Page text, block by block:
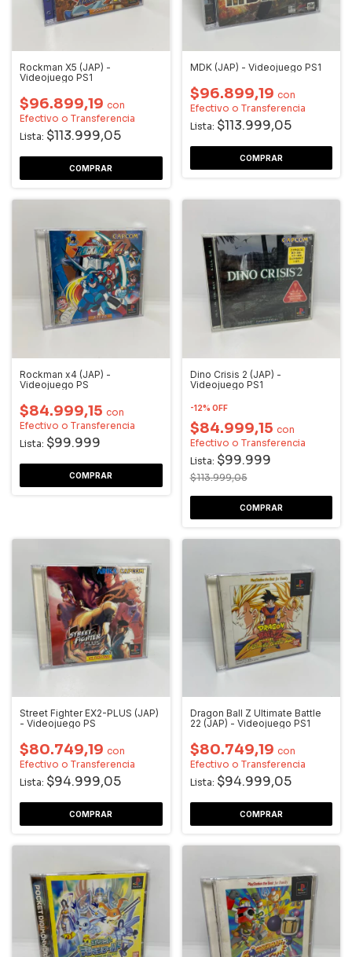
Rockman X5 (JAP) -
Videojuego PS1
$96.899,19 con
Efectivo o Transferencia
Lista: $113.999,05
MDK (JAP) - Videojuego PS1
$96.899,19 con
Efectivo o Transferencia
Lista: $113.999,05
Rockman x4 (JAP) -
Videojuego PS
$84.999,15 con
Efectivo o Transferencia
Lista: $99.999
Dino Crisis 2 (JAP) -
Videojuego PS1
-12% OFF
$84.999,15 con
Efectivo o Transferencia
Lista: $99.999
$113.999,05
Street Fighter EX2-PLUS (JAP)
- Videojuego PS
$80.749,19 con
Efectivo o Transferencia
Lista: $94.999,05
Dragon Ball Z Ultimate Battle
22 (JAP) - Videojuego PS1
$80.749,19 con
Efectivo o Transferencia
Lista: $94.999,05